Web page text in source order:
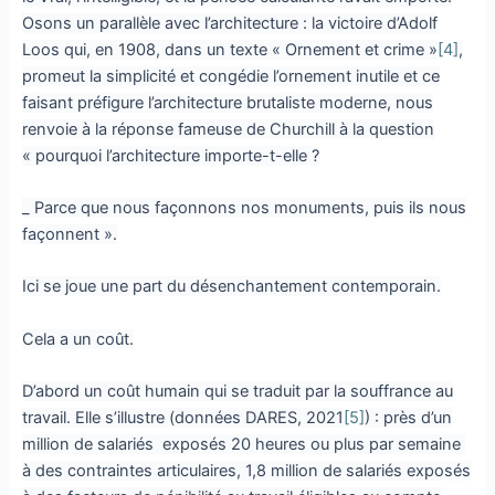
Osons un parallèle avec l’architecture : la victoire d’Adolf
Loos qui, en 1908, dans un texte « Ornement et crime » [4],
promeut la simplicité et congédie l’ornement inutile et ce
faisant préfigure l’architecture brutaliste moderne, nous
renvoie à la réponse fameuse de Churchill à la question
« pourquoi l’architecture importe-t-elle ?
_ Parce que nous façonnons nos monuments, puis ils nous
façonnent ».
Ici se joue une part du désenchantement contemporain.
Cela a un coût.
D’abord un coût humain qui se traduit par la souffrance au
travail. Elle s’illustre (données DARES, 2021 [5]) : près d’un
million de salariés exposés 20 heures ou plus par semaine
à des contraintes articulaires, 1,8 million de salariés exposés